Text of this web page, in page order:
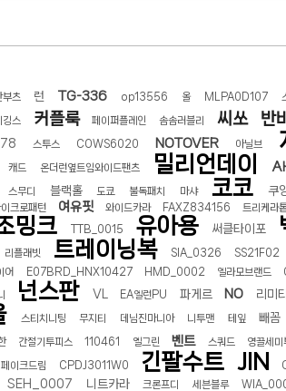
부츠 런 TG-336 op13556 올 MLPA0D107
깅스 커플룩 페이퍼플레인 솜솜러블리 씨쏘 반
스투스 COWS6020 NOTOVER 아닐브
캐드 온더런옆트임와이드팬츠 밀리언데이
스무디 블랙홀 도쿄 불독패치 마샤 코코 쿠
이크로패턴 여유핏 와이드카라 FAXZ834156 트리케라
밍크 TTB_0015 유아용 써클타이포
리플래빗 트레이닝복 SIA_0326 SS21F02
어 E07BRD_HNX10427 HMD_0002 엘라모브랜드
넌스판 VL EA엘런PU 파게르 NO 리미
스티치니팅 무지티 데님진마니아 니투맨 테잎 빼꼼
간절기투피스 110461 옐그린 벤트 스쿼드 영끌세미
페이크드림 CPDJ3011W0 긴팔수트 JIN
SEH_0007 니트카라 크론프디 세븐블루
원팡
100hz - 원팡
- 원팡
어+코카콜라(L)+프렌치프라이(L) - 원팡
씬에어 오리지널 KMW23551 KWW23552 - 원팡
or 6일 호텔 조식 왕복픽업 까지 - 원팡
+갈비+우삼겹 등
이젠9 라이젠 7000 시리즈 지포스 RTX 4060